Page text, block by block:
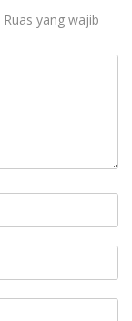
Ruas yang wajib